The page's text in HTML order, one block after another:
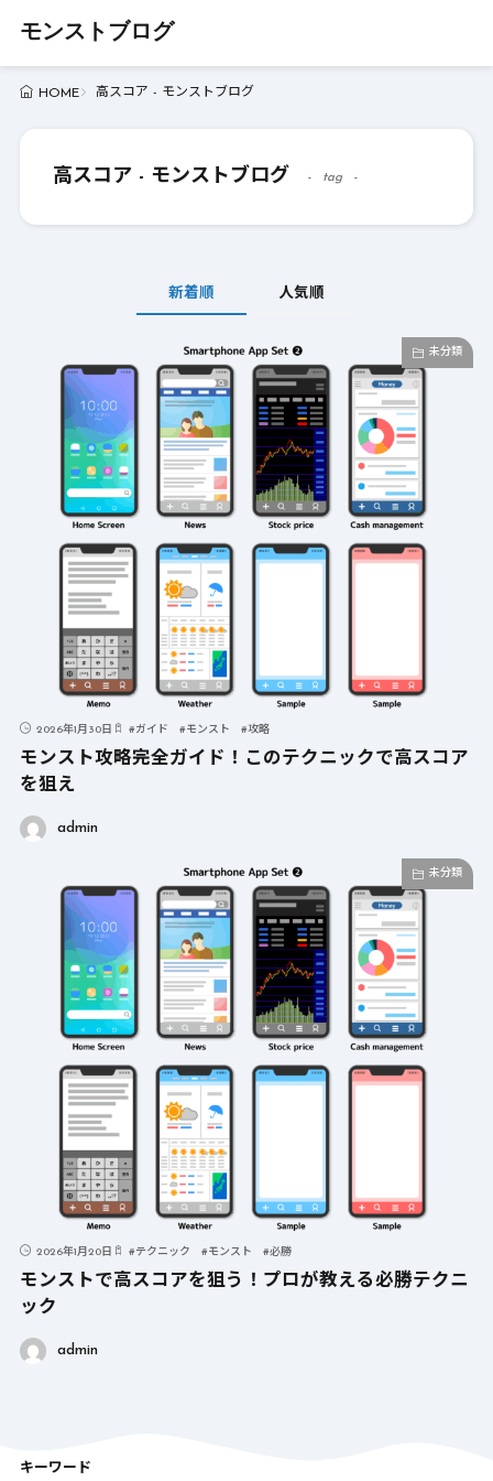
モンストブログ
HOME 高スコア - モンストブログ
高スコア - モンストブログ tag
新着順 人気順
未分類
2026年1月30日 #ガイド #モンスト #攻略
モンスト攻略完全ガイド！このテクニックで高スコア
を狙え
admin
未分類
2026年1月20日 #テクニック #モンスト #必勝
モンストで高スコアを狙う！プロが教える必勝テクニ
ック
admin
キーワード